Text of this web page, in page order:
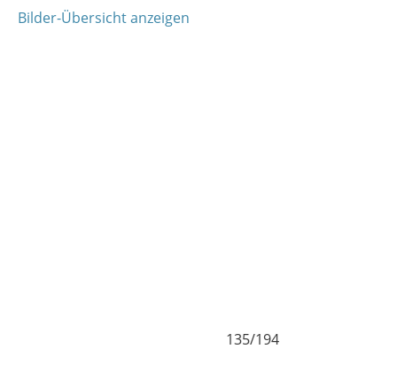
Bilder-Übersicht anzeigen